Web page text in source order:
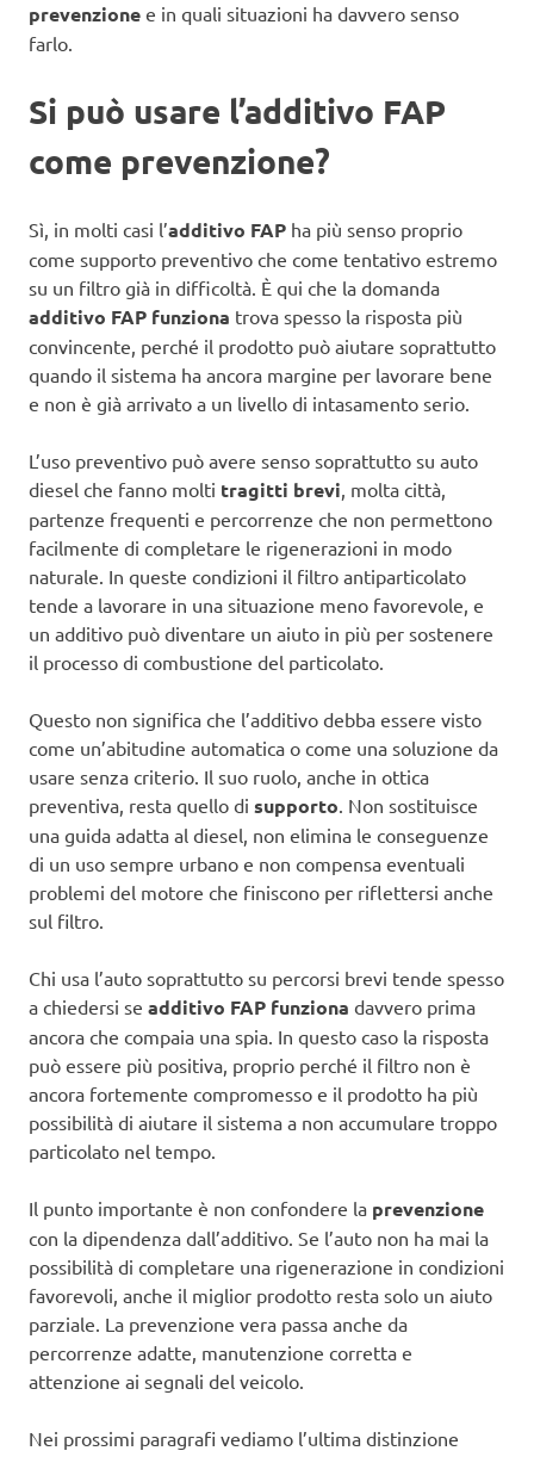
prevenzione e in quali situazioni ha davvero senso
farlo.
Si può usare l’additivo FAP
come prevenzione?
Sì, in molti casi l’additivo FAP ha più senso proprio
come supporto preventivo che come tentativo estremo
su un filtro già in difficoltà. È qui che la domanda
additivo FAP funziona trova spesso la risposta più
convincente, perché il prodotto può aiutare soprattutto
quando il sistema ha ancora margine per lavorare bene
e non è già arrivato a un livello di intasamento serio.
L’uso preventivo può avere senso soprattutto su auto
diesel che fanno molti tragitti brevi, molta città,
partenze frequenti e percorrenze che non permettono
facilmente di completare le rigenerazioni in modo
naturale. In queste condizioni il filtro antiparticolato
tende a lavorare in una situazione meno favorevole, e
un additivo può diventare un aiuto in più per sostenere
il processo di combustione del particolato.
Questo non significa che l’additivo debba essere visto
come un’abitudine automatica o come una soluzione da
usare senza criterio. Il suo ruolo, anche in ottica
preventiva, resta quello di supporto. Non sostituisce
una guida adatta al diesel, non elimina le conseguenze
di un uso sempre urbano e non compensa eventuali
problemi del motore che finiscono per riflettersi anche
sul filtro.
Chi usa l’auto soprattutto su percorsi brevi tende spesso
a chiedersi se additivo FAP funziona davvero prima
ancora che compaia una spia. In questo caso la risposta
può essere più positiva, proprio perché il filtro non è
ancora fortemente compromesso e il prodotto ha più
possibilità di aiutare il sistema a non accumulare troppo
particolato nel tempo.
Il punto importante è non confondere la prevenzione
con la dipendenza dall’additivo. Se l’auto non ha mai la
possibilità di completare una rigenerazione in condizioni
favorevoli, anche il miglior prodotto resta solo un aiuto
parziale. La prevenzione vera passa anche da
percorrenze adatte, manutenzione corretta e
attenzione ai segnali del veicolo.
Nei prossimi paragrafi vediamo l’ultima distinzione